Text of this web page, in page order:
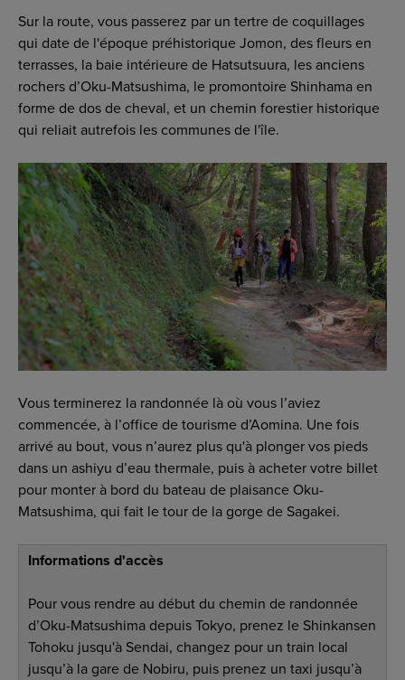
Sur la route, vous passerez par un tertre de coquillages
qui date de l'époque préhistorique Jomon, des fleurs en
terrasses, la baie intérieure de Hatsutsuura, les anciens
rochers d’Oku-Matsushima, le promontoire Shinhama en
forme de dos de cheval, et un chemin forestier historique
qui reliait autrefois les communes de l'île.
Vous terminerez la randonnée là où vous l’aviez
commencée, à l’office de tourisme d’Aomina. Une fois
arrivé au bout, vous n’aurez plus qu'à plonger vos pieds
dans un ashiyu d’eau thermale, puis à acheter votre billet
pour monter à bord du bateau de plaisance Oku-
Matsushima, qui fait le tour de la gorge de Sagakei.
Informations d'accès
Pour vous rendre au début du chemin de randonnée
d’Oku-Matsushima depuis Tokyo, prenez le Shinkansen
Tohoku jusqu'à Sendai, changez pour un train local
jusqu’à la gare de Nobiru, puis prenez un taxi jusqu’à